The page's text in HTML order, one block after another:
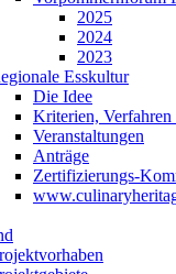
2025
2024
2023
Esskultur
Die Idee
Kriterien,
Veranstaltungen
Anträge
Zertifizierungs-